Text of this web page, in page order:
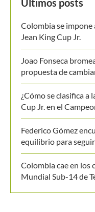
Últimos posts
Colombia se impone
Jean King Cup Jr.
Joao Fonseca
propuesta de
¿Cómo se clasifica a
Cup Jr. en el
Federico Gómez
equilibrio para
Colombia cae en los
Mundial Sub-14 de